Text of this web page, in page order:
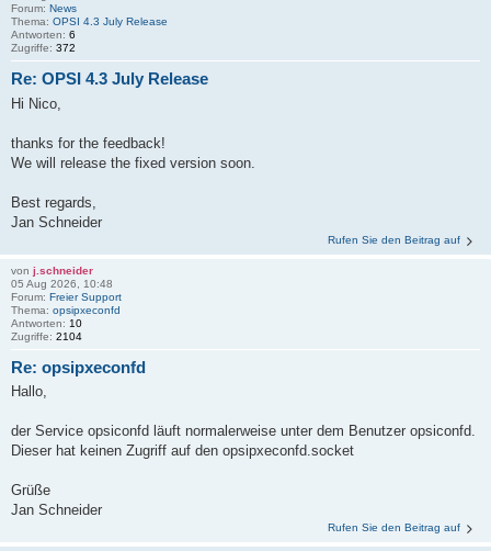
Forum: News
Thema: OPSI 4.3 July Release
Antworten: 6
Zugriffe: 372
Re: OPSI 4.3 July Release
Hi Nico,
thanks for the feedback!
We will release the fixed version soon.
Best regards,
Jan Schneider
Rufen Sie den Beitrag auf
von j.schneider
05 Aug 2026, 10:48
Forum: Freier Support
Thema: opsipxeconfd
Antworten: 10
Zugriffe: 2104
Re: opsipxeconfd
Hallo,
der Service opsiconfd läuft normalerweise unter dem Benutzer opsiconfd.
Dieser hat keinen Zugriff auf den opsipxeconfd.socket
Grüße
Jan Schneider
Rufen Sie den Beitrag auf